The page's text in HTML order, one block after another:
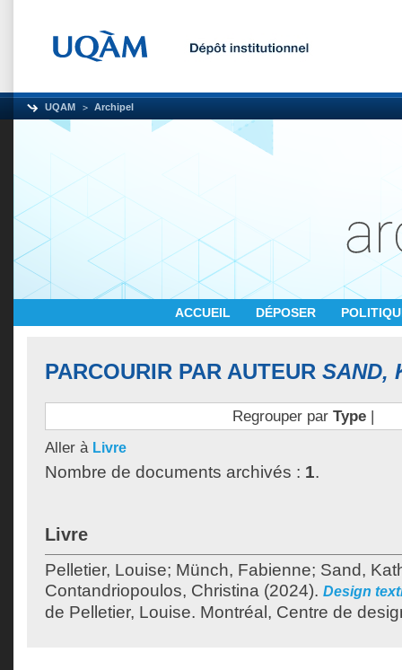
UQAM Archipel
ACCUEIL DÉPOSER
PARCOURIR PAR AUTEUR SAND,
Regrouper par Type|
Aller à Livre
Nombre de documents archivés : 1.
Livre
Pelletier, Louise; Münch, Fabienne; Sand,
Contandriopoulos, Christina (2024). Design
de Pelletier, Louise. Montréal, Centre de